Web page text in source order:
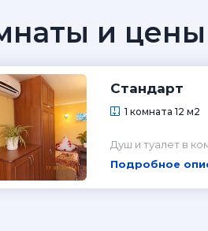
и цены
Стандарт
1 комната 12 м2
Душ и туалет в
Подробное